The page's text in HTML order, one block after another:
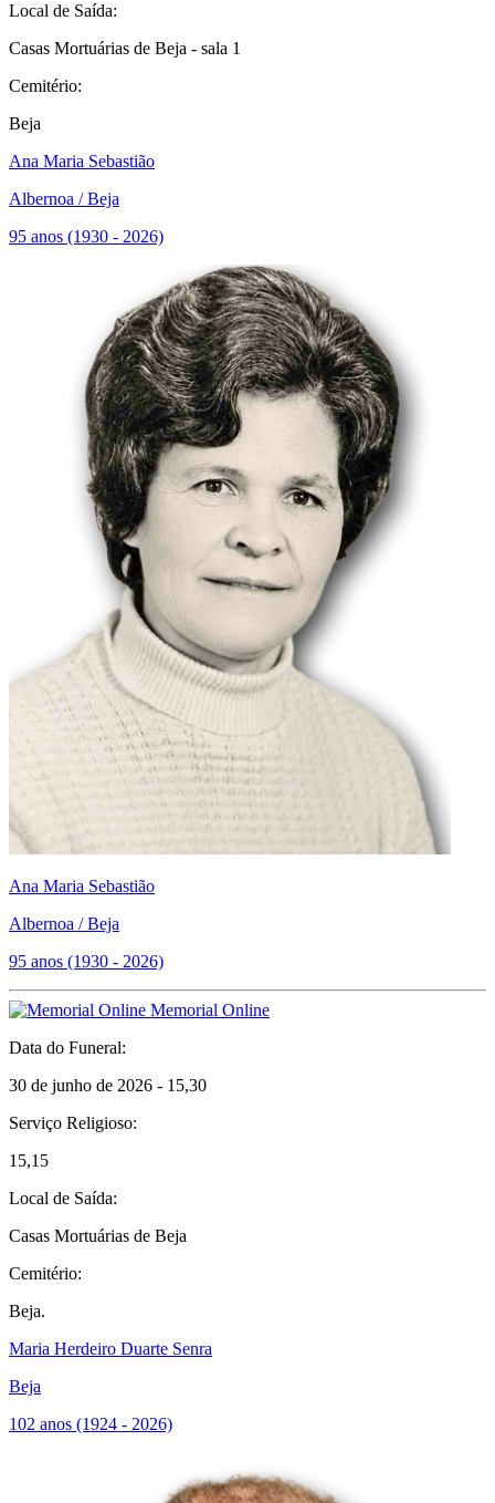
Local de Saída:
Casas Mortuárias de Beja - sala 1
Cemitério:
Beja
Ana Maria Sebastião
Albernoa / Beja
95 anos (1930 - 2026)
Ana Maria Sebastião
Albernoa / Beja
95 anos (1930 - 2026)
Memorial Online
Data do Funeral:
30 de junho de 2026 - 15,30
Serviço Religioso:
15,15
Local de Saída:
Casas Mortuárias de Beja
Cemitério:
Beja.
Maria Herdeiro Duarte Senra
Beja
102 anos (1924 - 2026)